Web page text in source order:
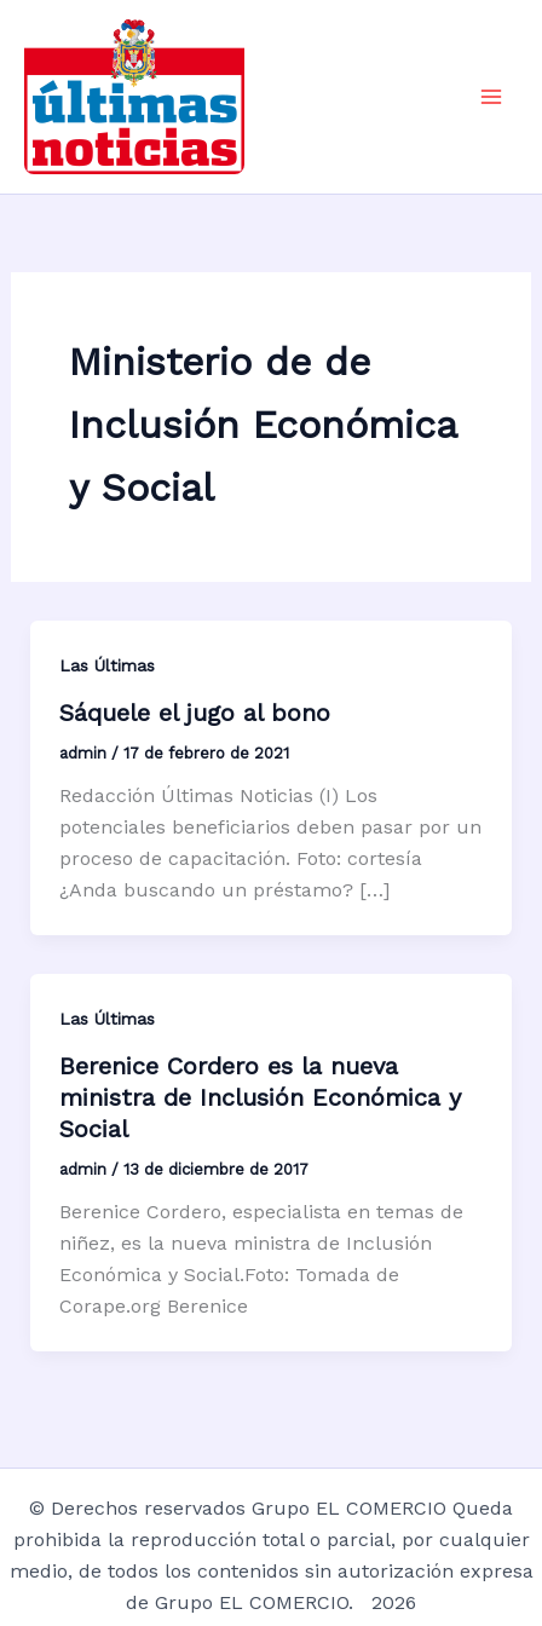
contenido
Ministerio de de
Inclusión Económica
y Social
Las Últimas
Sáquele el jugo al bono
admin / 17 de febrero de 2021
Redacción Últimas Noticias (I) Los
potenciales beneficiarios deben pasar por un
proceso de capacitación. Foto: cortesía
¿Anda buscando un préstamo? […]
Las Últimas
Berenice Cordero es la nueva
ministra de Inclusión Económica y
Social
admin / 13 de diciembre de 2017
Berenice Cordero, especialista en temas de
niñez, es la nueva ministra de Inclusión
Económica y Social.Foto: Tomada de
Corape.org Berenice
© Derechos reservados Grupo EL COMERCIO Queda
prohibida la reproducción total o parcial, por cualquier
medio, de todos los contenidos sin autorización expresa
de Grupo EL COMERCIO. 2026